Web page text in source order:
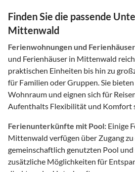
Finden Sie die passende
Mittenwald
Ferienwohnungen und
und Ferienhäuser in Mittenwald
praktischen Einheiten bis hin zu
für Familien oder Gruppen. Sie
Wohnraum und eignen sich für
Aufenthalts Flexibilität und Komfort
Ferienunterkünfte mit Pool: Einige
Mittenwald verfügen über Zugang
gemeinschaftlich genutzten Pool
zusätzliche Möglichkeiten für